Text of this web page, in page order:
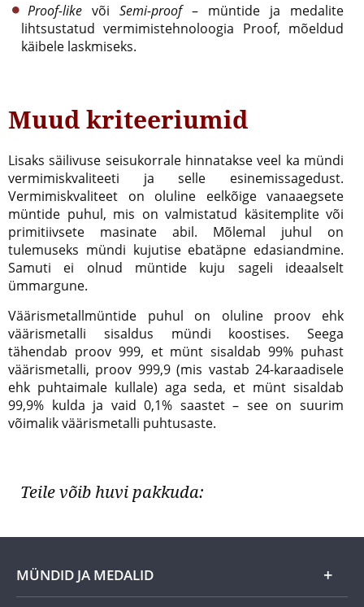
Proof-like või Semi-proof – müntide ja medalite
lihtsustatud vermimistehnoloogia Proof, mõeldud
käibele laskmiseks.
Muud kriteeriumid
Lisaks säilivuse seisukorrale hinnatakse veel ka mündi
vermimiskvaliteeti ja selle esinemissagedust.
Vermimiskvaliteet on oluline eelkõige vanaaegsete
müntide puhul, mis on valmistatud käsitemplite või
primitiivsete masinate abil. Mõlemal juhul on
tulemuseks mündi kujutise ebatäpne edasiandmine.
Samuti ei olnud müntide kuju sageli ideaalselt
ümmargune.
Väärismetallmüntide puhul on oluline proov ehk
väärismetalli sisaldus mündi koostises. Seega
tähendab proov 999, et münt sisaldab 99% puhast
väärismetalli, proov 999,9 (mis vastab 24-karaadisele
ehk puhtaimale kullale) aga seda, et münt sisaldab
99,9% kulda ja vaid 0,1% saastet – see on suurim
võimalik väärismetalli puhtusaste.
Teile võib huvi pakkuda:
MÜNDID JA MEDALID